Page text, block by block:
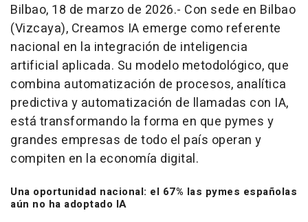
Bilbao, 18 de marzo de 2026.- Con sede en Bilbao
(Vizcaya), Creamos IA emerge como referente
nacional en la integración de inteligencia
artificial aplicada. Su modelo metodológico, que
combina automatización de procesos, analítica
predictiva y automatización de llamadas con IA,
está transformando la forma en que pymes y
grandes empresas de todo el país operan y
compiten en la economía digital.
Una oportunidad nacional: el 67% las pymes españolas
aún no ha adoptado IA